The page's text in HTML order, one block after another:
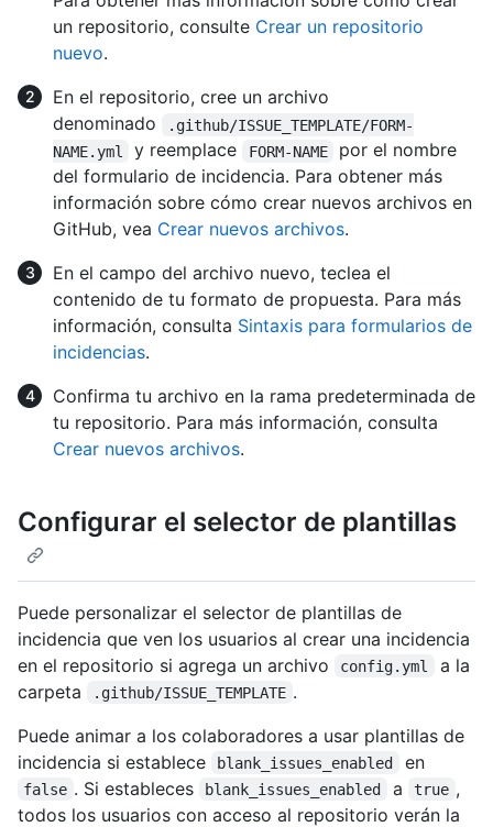
un repositorio, consulte Crear un repositorio
nuevo.
En el repositorio, cree un archivo
denominado
.github/ISSUE_TEMPLATE/FORM-
NAME.yml
y reemplace FORM-NAME
por el nombre
del formulario de incidencia. Para obtener más
información sobre cómo crear nuevos archivos en
GitHub, vea Crear nuevos archivos.
En el campo del archivo nuevo, teclea el
contenido de tu formato de propuesta. Para más
información, consulta Sintaxis para formularios de
incidencias.
Confirma tu archivo en la rama predeterminada de
tu repositorio. Para más información, consulta
Crear nuevos archivos.
Configurar el selector de plantillas
Puede personalizar el selector de plantillas de
incidencia que ven los usuarios al crear una incidencia
en el repositorio si agrega un archivo
config.yml
a la
carpeta
.github/ISSUE_TEMPLATE .
Puede animar a los colaboradores a usar plantillas de
incidencia si establece
blank_issues_enabled en
false . Si estableces blank_issues_enabled a true ,
todos los usuarios con acceso al repositorio verán la